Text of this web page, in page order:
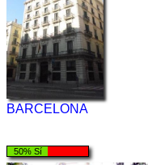
BARCELONA
50% Sí